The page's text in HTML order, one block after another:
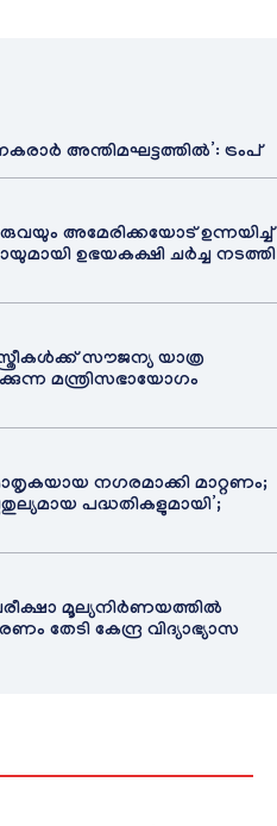
അന്തിമഘട്ടത്തിൽ‌’: ട്രംപ്
അമേരിക്കയോട് ഉന്നയിച്ച്
ഉഭയകക്ഷി ചർച്ച നടത്തി
സൗജന്യ യാത്ര
മന്ത്രിസഭായോഗം
നഗരമാക്കി മാറ്റണം;
പദ്ധതികളുമായി’;
മൂല്യനിർണയത്തിൽ
തേടി കേന്ദ്ര വിദ്യാഭ്യാസ